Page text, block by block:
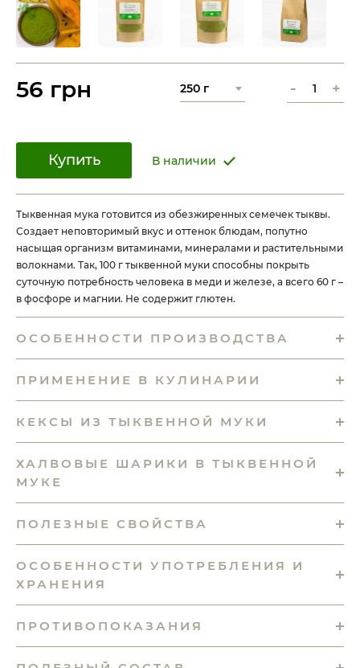
Тыквенная мука готовится из обезжиренных семечек тыквы.
Создает неповторимый вкус и оттенок блюдам, попутно
насыщая организм витаминами, минералами и растительными
волокнами. Так, 100 г тыквенной муки способны покрыть
суточную потребность человека в меди и железе, а всего 60 г –
в фосфоре и магнии. Не содержит глютен.
ОСОБЕННОСТИ ПРОИЗВОДСТВА
ПРИМЕНЕНИЕ В КУЛИНАРИИ
КЕКСЫ ИЗ ТЫКВЕННОЙ МУКИ
ХАЛВОВЫЕ ШАРИКИ В ТЫКВЕННОЙ
МУКЕ
ПОЛЕЗНЫЕ СВОЙСТВА
56 грн - +
Купить В наличии
ОСОБЕННОСТИ УПОТРЕБЛЕНИЯ И
ХРАНЕНИЯ
ПРОТИВОПОКАЗАНИЯ